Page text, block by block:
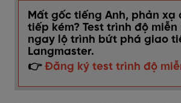
Mất gốc tiếng Anh, phản xạ
tiếp kém? Test trình độ miễn
ngay lộ trình bứt phá giao
Langmaster.
👉 Đăng ký test trình độ